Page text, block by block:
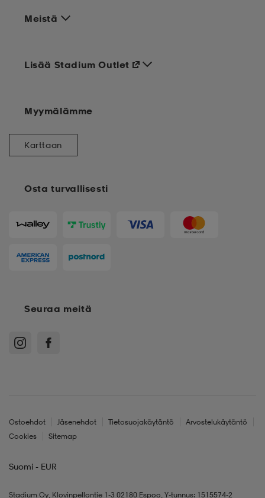
Meistä
Osta turvallisesti
Lisää Stadium Outlet
Myymälämme
Karttaan
Seuraa meitä
Ostoehdot Jäsenehdot Tietosuojakäytäntö
Arvostelukäytäntö
Cookies
Sitemap
Suomi - EUR
Stadium Oy, Klovinpellontie 1-3 02180 Espoo, Y-tunnus: 1515574-2